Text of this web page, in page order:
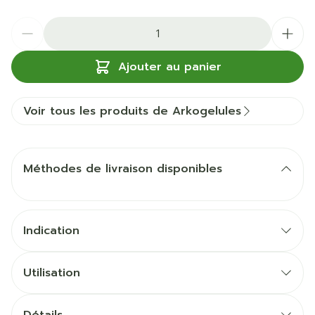
Ajouter au panier
Voir tous les produits de Arkogelules
Méthodes de livraison disponibles
Indication
Utilisation